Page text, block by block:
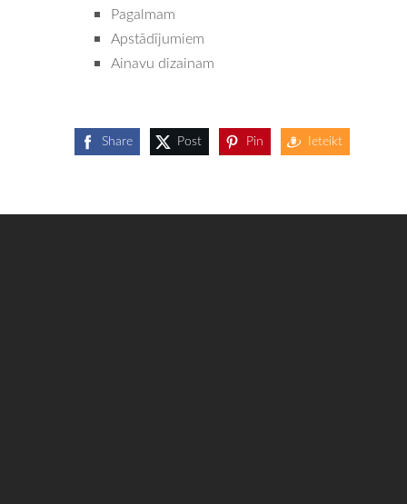
Pagalmam
Apstādījumiem
Ainavu dizainam
Share Post Pin Ieteikt